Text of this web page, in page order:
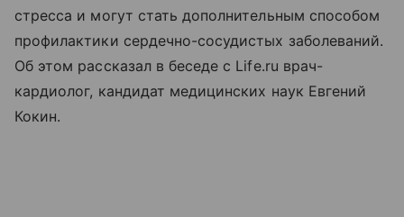
стресса и могут стать дополнительным способом
профилактики сердечно-сосудистых заболеваний.
Об этом рассказал в беседе с Life.ru врач-
кардиолог, кандидат медицинских наук Евгений
Кокин.